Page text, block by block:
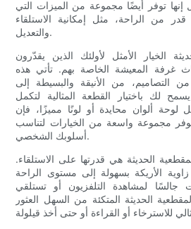
إنها توفر أيضًا مجموعة من الميزات التي
من الراحة، مثل إمكانية الاستلقاء
والتعديل.
الخيار الأمثل لأولئك الذين يقدّرون
غرفة المعيشة الخاصة بهم. تأتي هذه
التصاميم، من الأنيقة والبسيطة إلى
لك باختيار القطعة المثالية لتكمل
ألوان محايدة أو لونًا مميزًا، فإن
توفر مجموعة واسعة من الخيارات لتناسب
أسلوبك الشخصي.
الحديثة هي قدرتها على الاستلقاء.
الأريكة بسهولة إلى مستوى الراحة
لمشاهدة التلفزيون أو تستلقي
الحديثة المتكئة من السهل العثور